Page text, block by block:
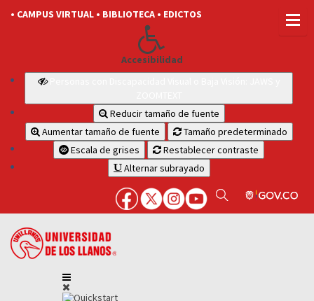
• CAMPUS VIRTUAL • BIBLIOTECA • EDICTOS
Accesibilidad
Reducir tamaño de fuente
Aumentar tamaño de fuente
Tamaño predeterminado
Escala de grises
Restablecer contraste
Alternar subrayado